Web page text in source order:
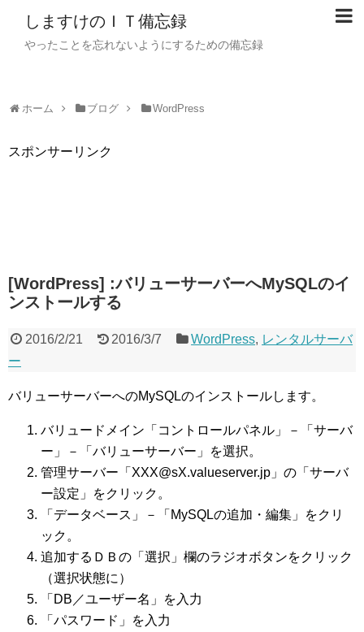
しますけのＩＴ備忘録
やったことを忘れないようにするための備忘録
ホーム ブログ WordPress
スポンサーリンク
[WordPress] :バリューサーバーへMySQLのイ
ンストールする
2016/2/21 2016/3/7 WordPress, レンタルサーバ
ー
バリューサーバーへのMySQLのインストールします。
バリュードメイン「コントロールパネル」－「サーバ
ー」－「バリューサーバー」を選択。
管理サーバー「XXX@sX.valueserver.jp」の「サーバ
ー設定」をクリック。
「データベース」－「MySQLの追加・編集」をクリ
ック。
追加するＤＢの「選択」欄のラジオボタンをクリック
（選択状態に）
「DB／ユーザー名」を入力
「パスワード」を入力